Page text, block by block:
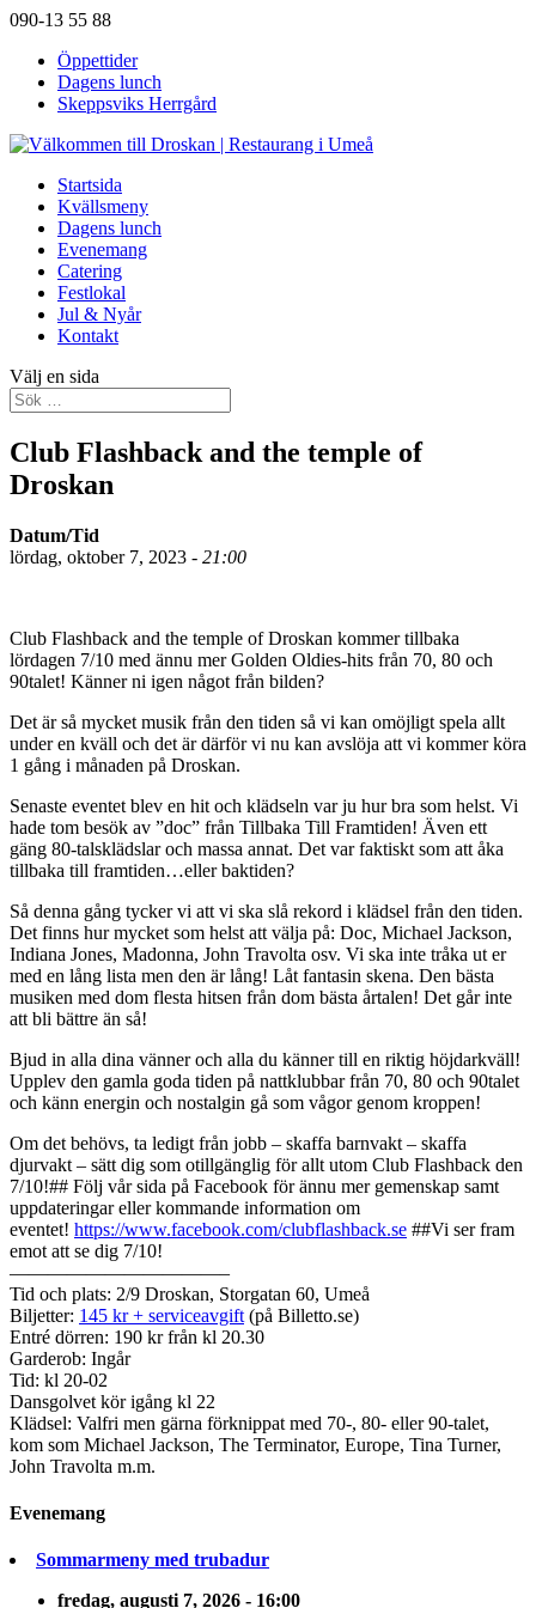
090-13 55 88
Öppettider
Dagens lunch
Skeppsviks Herrgård
Startsida
Kvällsmeny
Dagens lunch
Evenemang
Catering
Festlokal
Jul & Nyår
Kontakt
Välj en sida
Club Flashback and the temple of
Droskan
Datum/Tid
lördag, oktober 7, 2023 - 21:00
Club Flashback and the temple of Droskan kommer tillbaka
lördagen 7/10 med ännu mer Golden Oldies-hits från 70, 80 och
90talet! Känner ni igen något från bilden?
Det är så mycket musik från den tiden så vi kan omöjligt spela allt
under en kväll och det är därför vi nu kan avslöja att vi kommer köra
1 gång i månaden på Droskan.
Senaste eventet blev en hit och klädseln var ju hur bra som helst. Vi
hade tom besök av ”doc” från Tillbaka Till Framtiden! Även ett
gäng 80-talsklädslar och massa annat. Det var faktiskt som att åka
tillbaka till framtiden…eller baktiden?
Så denna gång tycker vi att vi ska slå rekord i klädsel från den tiden.
Det finns hur mycket som helst att välja på: Doc, Michael Jackson,
Indiana Jones, Madonna, John Travolta osv. Vi ska inte tråka ut er
med en lång lista men den är lång! Låt fantasin skena. Den bästa
musiken med dom flesta hitsen från dom bästa årtalen! Det går inte
att bli bättre än så!
Bjud in alla dina vänner och alla du känner till en riktig höjdarkväll!
Upplev den gamla goda tiden på nattklubbar från 70, 80 och 90talet
och känn energin och nostalgin gå som vågor genom kroppen!
Om det behövs, ta ledigt från jobb – skaffa barnvakt – skaffa
djurvakt – sätt dig som otillgänglig för allt utom Club Flashback den
7/10!## Följ vår sida på Facebook för ännu mer gemenskap samt
uppdateringar eller kommande information om
eventet! https://www.facebook.com/clubflashback.se ##Vi ser fram
emot att se dig 7/10!
———————————–
Tid och plats: 2/9 Droskan, Storgatan 60, Umeå
Biljetter: 145 kr + serviceavgift (på Billetto.se)
Entré dörren: 190 kr från kl 20.30
Garderob: Ingår
Tid: kl 20-02
Dansgolvet kör igång kl 22
Klädsel: Valfri men gärna förknippat med 70-, 80- eller 90-talet,
kom som Michael Jackson, The Terminator, Europe, Tina Turner,
John Travolta m.m.
Evenemang
Sommarmeny med trubadur
fredag, augusti 7, 2026 - 16:00